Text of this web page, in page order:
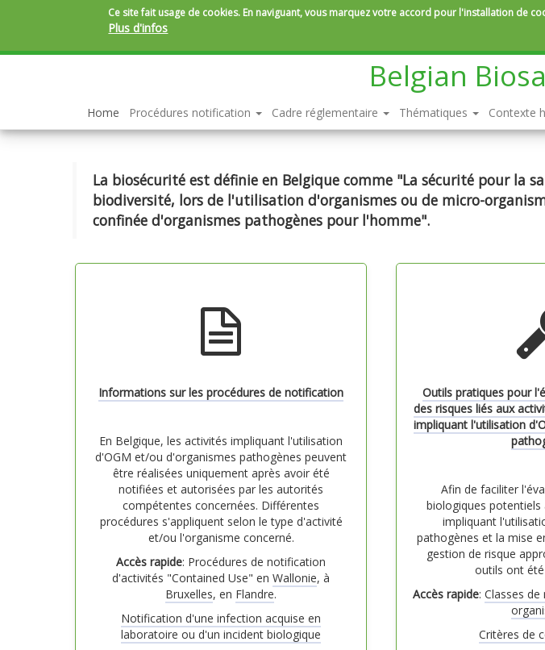
Ce site fait usage de cookies. En naviguant, vous marquez votre accord pour l'installation de
Plus d'infos
Aller
Belgian
Home Procédures notification Cadre réglementaire Thématiques Contexte
La biosécurité est définie en Belgique comme "La sécurité pour la
biodiversité, lors de l'utilisation d'organismes ou de micro-
confinée d'organismes pathogènes pour l'homme".
Informations sur les procédures de notification
En Belgique, les activités impliquant l'utilisation
d'OGM et/ou d'organismes pathogènes peuvent
être réalisées uniquement après avoir été
notifiées et autorisées par les autorités
compétentes concernées. Différentes
procédures s'appliquent selon le type d'activité
et/ou l'organisme concerné.
Accès rapide: Procédures de notification
d'activités "Contained Use" en Wallonie, à
Bruxelles, en Flandre.
Notification d'une infection acquise en
laboratoire ou d'un incident biologique
Outils pratiques pour
des risques liés aux
impliquant l'utilisation
Afin de faciliter
biologiques potentiels
impliquant
pathogènes et la mise
gestion de risque
outils ont
Accès rapide: Classes
Critères de